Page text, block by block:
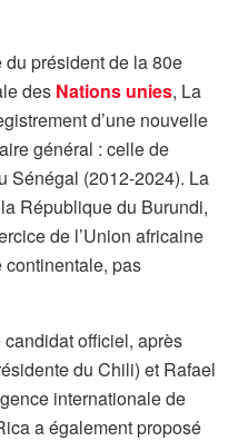
président de la 80e
des Nations unies, La
d’une nouvelle
général : celle de
Sénégal (2012-2024). La
République du Burundi,
de l’Union africaine
pas
officiel, après
du Chili) et Rafael
internationale de
a également proposé